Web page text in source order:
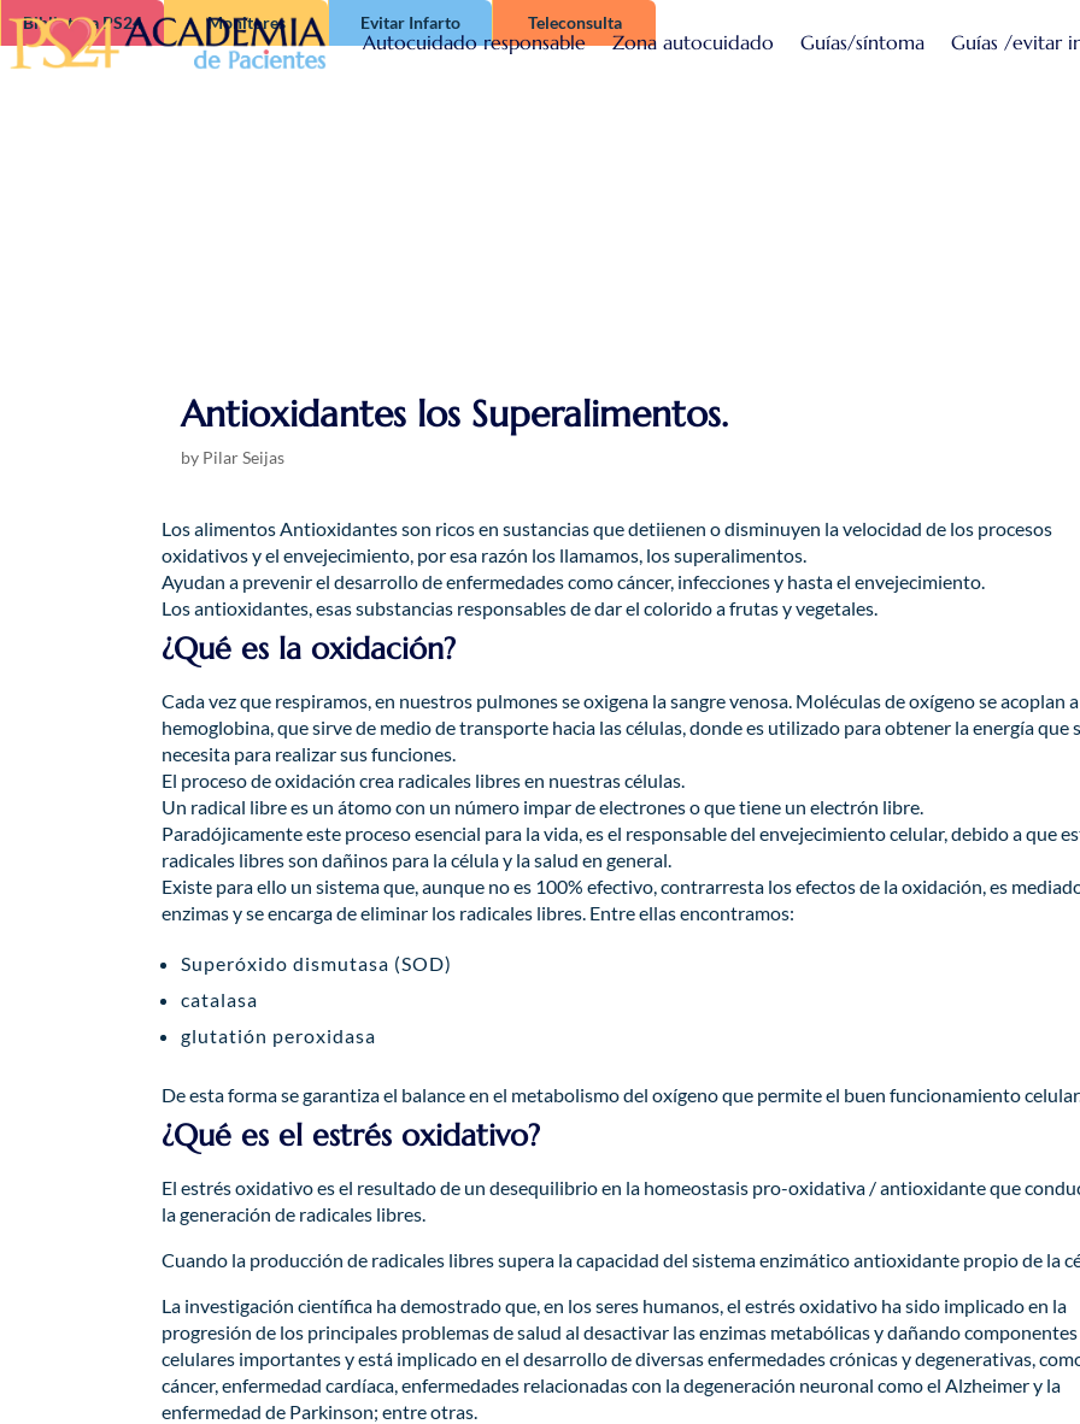
Biblioteca PS24 Monitores Evitar Infarto Teleconsulta
Autocuidado responsable Zona autocuidado Guías/síntoma Guías /evitar
Antioxidantes los Superalimentos.
by Pilar Seijas
Los alimentos Antioxidantes son ricos en sustancias que detiienen o disminuyen la velocidad de los procesos
oxidativos y el envejecimiento, por esa razón los llamamos, los superalimentos.
Ayudan a prevenir el desarrollo de enfermedades como cáncer, infecciones y hasta el envejecimiento.
Los antioxidantes, esas substancias responsables de dar el colorido a frutas y vegetales.
¿Qué es la oxidación?
Cada vez que respiramos, en nuestros pulmones se oxigena la sangre venosa. Moléculas de oxígeno se acoplan
hemoglobina, que sirve de medio de transporte hacia las células, donde es utilizado para obtener la energía que
necesita para realizar sus funciones.
El proceso de oxidación crea radicales libres en nuestras células.
Un radical libre es un átomo con un número impar de electrones o que tiene un electrón libre.
Paradójicamente este proceso esencial para la vida, es el responsable del envejecimiento celular, debido a que
radicales libres son dañinos para la célula y la salud en general.
Existe para ello un sistema que, aunque no es 100% efectivo, contrarresta los efectos de la oxidación, es
enzimas y se encarga de eliminar los radicales libres. Entre ellas encontramos:
Superóxido dismutasa (SOD)
catalasa
glutatión peroxidasa
De esta forma se garantiza el balance en el metabolismo del oxígeno que permite el buen funcionamiento
¿Qué es el estrés oxidativo?
El estrés oxidativo es el resultado de un desequilibrio en la homeostasis pro-oxidativa / antioxidante que
la generación de radicales libres.
Cuando la producción de radicales libres supera la capacidad del sistema enzimático antioxidante propio de la
La investigación científica ha demostrado que, en los seres humanos, el estrés oxidativo ha sido implicado en la
progresión de los principales problemas de salud al desactivar las enzimas metabólicas y dañando componentes
celulares importantes y está implicado en el desarrollo de diversas enfermedades crónicas y degenerativas,
cáncer, enfermedad cardíaca, enfermedades relacionadas con la degeneración neuronal como el Alzheimer y la
enfermedad de Parkinson; entre otras.